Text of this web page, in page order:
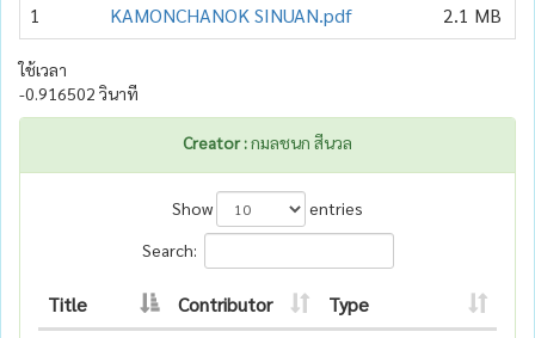
1
KAMONCHANOK SINUAN.pdf 2.1 MB
ใช้เวลา
-0.916502 วินาที
Creator :กมลชนก สีนวล
Show
entries
Search:
Title Contributor
Type